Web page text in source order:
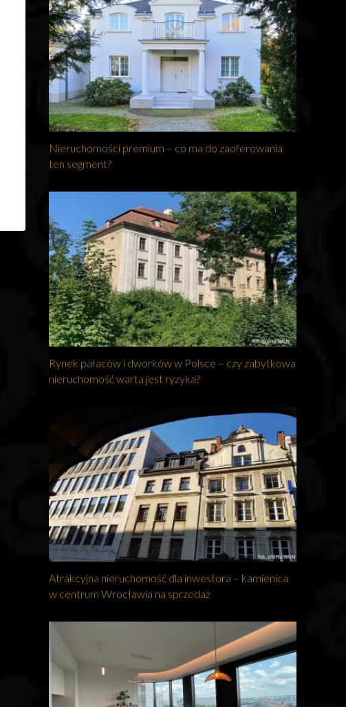
Nieruchomości premium – co ma do zaoferowania
ten segment?
Rynek pałaców i dworków w Polsce – czy zabytkowa
nieruchomość warta jest ryzyka?
Atrakcyjna nieruchomość dla inwestora – kamienica
w centrum Wrocławia na sprzedaż